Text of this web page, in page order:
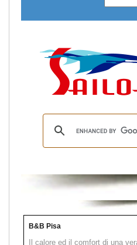
B&B Pisa
Il calore ed il comfort di una